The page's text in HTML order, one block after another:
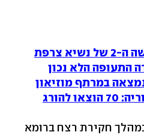
צרפת
התעופה הלא נכון
במרתף מוזיאון
להורג
חקירת רצח ברומא